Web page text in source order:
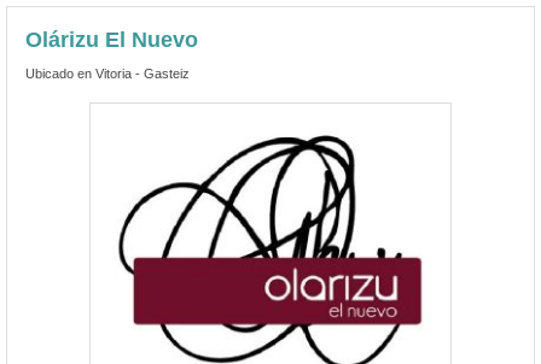
Olárizu El Nuevo
Ubicado en Vitoria - Gasteiz